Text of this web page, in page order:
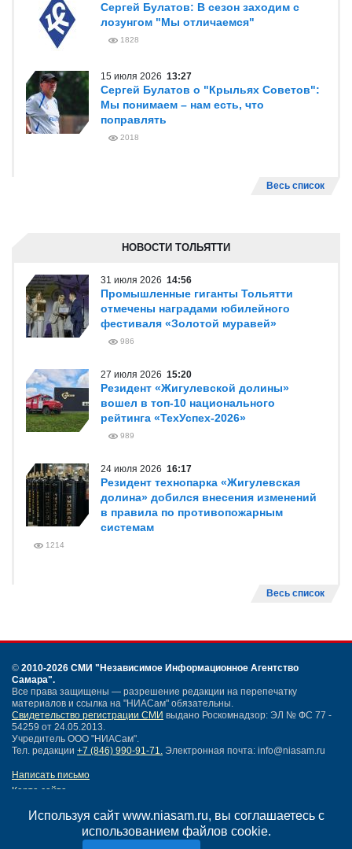
Используя сайт www.niasam.ru, вы соглашаетесь с
использованием файлов cookie.
Сергей Булатов: В сезон заходим с
лозунгом "Мы отличаемся"
1828
15 июля 2026 13:27
Сергей Булатов о "Крыльях Советов":
Мы понимаем – нам есть, что
поправлять
2018
Весь список
НОВОСТИ ТОЛЬЯТТИ
31 июля 2026 14:56
Промышленные гиганты Тольятти
отмечены наградами юбилейного
фестиваля «Золотой муравей»
986
27 июля 2026 15:20
Резидент «Жигулевской долины»
вошел в топ-10 национального
рейтинга «ТехУспех-2026»
989
24 июля 2026 16:17
Резидент технопарка «Жигулевская
долина» добился внесения изменений
в правила по противопожарным
системам
1214
Весь список
© 2010-2026 СМИ "Независимое Информационное Агентство
Самара".
Все права защищены — разрешение редакции на перепечатку
материалов и ссылка на "НИАСам" обязательны.
Свидетельство регистрации СМИ выдано Роскомнадзор: ЭЛ № ФС 77 -
54259 от 24.05.2013.
Учредитель ООО "НИАСам".
Тел. редакции +7 (846) 990-91-71. Электронная почта: info@niasam.ru
Написать письмо
Карта сайта
Политика конфиденциальности
Согласие на обработку персональных данных